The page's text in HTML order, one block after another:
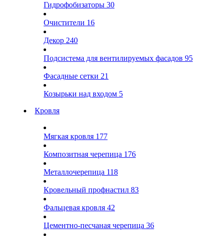
Гидрофобизаторы 30
Очистители 16
Декор 240
Подсистема для вентилируемых фасадов 95
Фасадные сетки 21
Козырьки над входом 5
Кровля
Мягкая кровля 177
Композитная черепица 176
Металлочерепица 118
Кровельный профнастил 83
Фальцевая кровля 42
Цементно-песчаная черепица 36